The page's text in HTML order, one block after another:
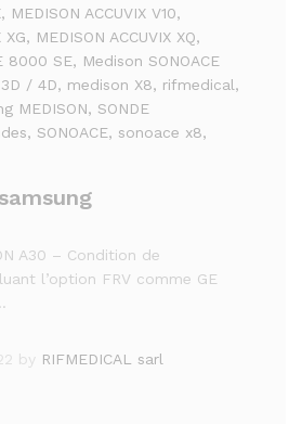
, MEDISON ACCUVIX V10,
XG, MEDISON ACCUVIX XQ,
8000 SE, Medison SONOACE
/ 4D, medison X8, rifmedical,
MEDISON, SONDE
, SONOACE, sonoace x8,
A30 – Condition de
l’option FRV comme GE
by RIFMEDICAL sarl